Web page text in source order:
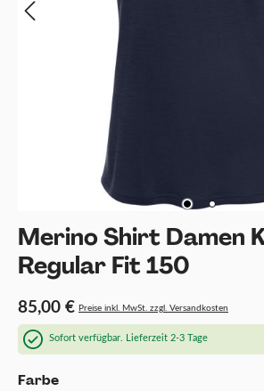
Merino Shirt Damen
Regular Fit 150
85,00 € Preise inkl. MwSt. zzgl. Versandkosten
Sofort verfügbar. Lieferzeit 2-3 Tage
Farbeauswählen